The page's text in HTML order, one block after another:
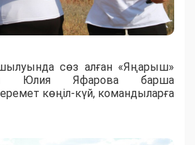
сөз алған «Яңарыш»
Юлия Яфарова барша
көңіл-күй, командыларға